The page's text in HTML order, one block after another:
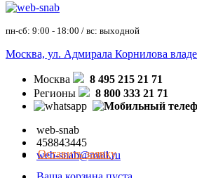
пн-сб: 9:00 - 18:00 / вс: выходной
Москва, ул. Адмирала Корнилова
Москва
8 495 215 21 71
Регионы
8 800 333 21 71
web-snab
458843445
web-snab@mail.ru
Оставить заявку